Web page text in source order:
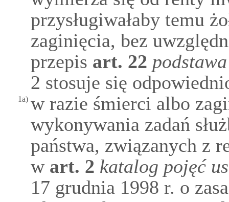
przysługiwałaby temu
zaginięcia, bez
przepis art. 22
2 stosuje się
1a) w razie śmierci albo
wykonywania zadań
państwa, związanych z
wart. 2 katalog pojęć
17 grudnia 1998 r. o